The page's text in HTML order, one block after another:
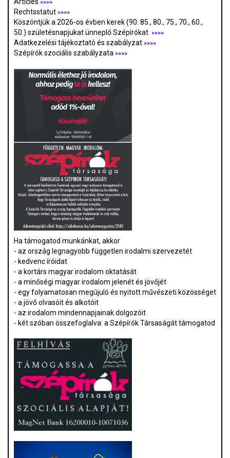
Articles >>>>
Rechtsstatut >>>>
Köszöntjük a 2026-os évben kerek (90. 85., 80., 75., 70., 60.,
50.) születésnapjukat ünneplő Szépírókat
>>>>
Adatkezelési tájékoztató és szabályzat >>>>
Szépírók szociális szabályzata >>>>
Ha támogatod munkánkat, akkor
- az ország legnagyobb független irodalmi szervezetét
- kedvenc íróidat
- a kortárs magyar irodalom oktatását
- a minőségi magyar irodalom jelenét és jövőjét
- egy folyamatosan megújuló és nyitott művészeti közösséget
- a jövő olvasóit és alkotóit
- az irodalom mindennapjainak dolgozóit
- két szóban összefoglalva: a Szépírók Társaságát támogatod